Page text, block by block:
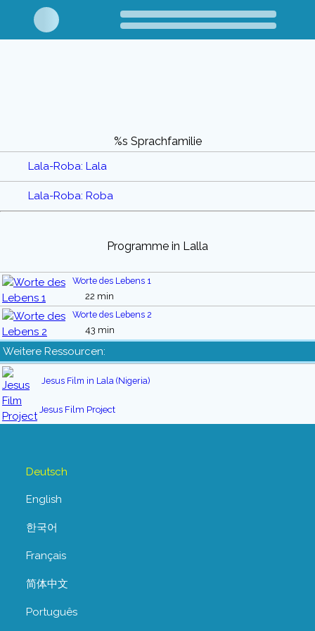
%s Sprachfamilie
Lala-Roba: Lala
Lala-Roba: Roba
Programme in Lalla
Worte des Lebens 1
22 min
Worte des Lebens 2
43 min
Weitere Ressourcen:
Jesus Film in Lala (Nigeria)
Jesus Film Project
Deutsch
English
한국어
Français
简体中文
Português